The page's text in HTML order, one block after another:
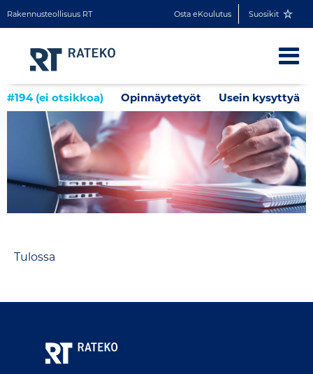
Rakennusteollisuus RT Osta eKoulutus Suosikit
#194 (ei otsikkoa) Opinnäytetyöt Usein kysyttyä
Tulossa